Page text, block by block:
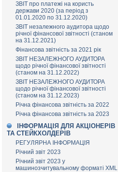
ЗВІТ про платежі на користь
держави 2020 (за період з
01.01.2020 по 31.12.2020)
ЗВІТ незалежного аудитора щодо
річної фінансової звітності (станом
на 31.12.2021)
Фінансова звітність за 2021 рік
ЗВІТ НЕЗАЛЕЖНОГО АУДИТОРА
щодо річної фінансової звітності
(станом на 31.12.2022)
ЗВІТ НЕЗАЛЕЖНОГО АУДИТОРА
щодо річної фінансової звітності
(станом на 31.12.2023)
Річна фінансова звітність за 2022
Річна фінансова звітність за 2023
ІНФОРМАЦІЯ ДЛЯ АКЦІОНЕРІВ
ТА СТЕЙКХОЛДЕРІВ
РЕГУЛЯРНА ІНФОРМАЦІЯ
Річний звіт 2023
Річний звіт 2023 у
машинозчитувальному форматі XML